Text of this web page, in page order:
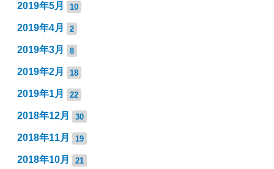
2019年5月 10
2019年4月 2
2019年3月 8
2019年2月 18
2019年1月 22
2018年12月 30
2018年11月 19
2018年10月 21